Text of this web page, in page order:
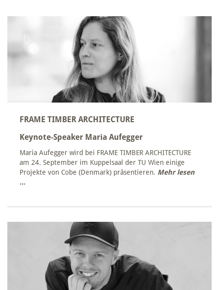
FRAME TIMBER ARCHITECTURE
Keynote-Speaker Maria Aufegger
Maria Aufegger wird bei FRAME TIMBER ARCHITECTURE
am 24. September im Kuppelsaal der TU Wien einige
Projekte von Cobe (Denmark) präsentieren. Mehr lesen
...